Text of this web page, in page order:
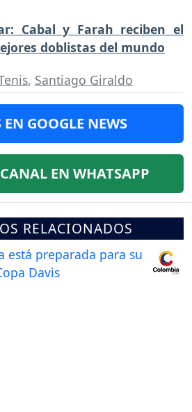
Cabal y Farah reciben el
doblistas del mundo
, Santiago Giraldo
GOOGLE NEWS
EN WHATSAPP
RELACIONADOS